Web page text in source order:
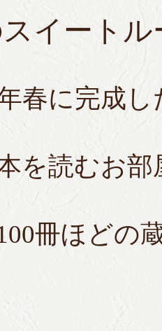
スイート
春に完成
を読むお
冊ほどの